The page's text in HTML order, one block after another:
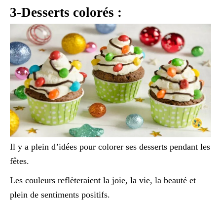
3-Desserts colorés :
Il y a plein d’idées pour colorer ses desserts pendant les
fêtes.
Les couleurs reflèteraient la joie, la vie, la beauté et
plein de sentiments positifs.